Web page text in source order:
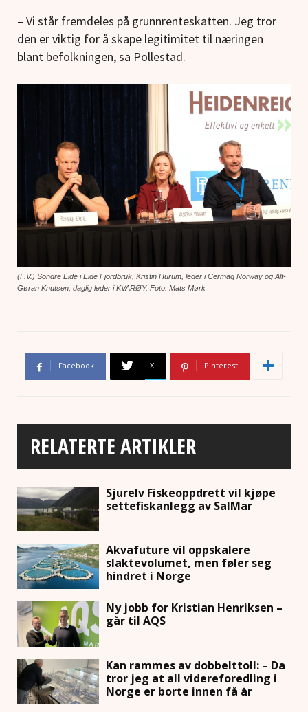
– Vi står fremdeles på grunnrenteskatten. Jeg tror
den er viktig for å skape legitimitet til næringen
blant befolkningen, sa Pollestad.
(F.V.) Sondre Eide i Eide Fjordbruk, Kristin Hurum, leder i Cermaq Norway og Alf-
Gøran Knutsen, daglig leder i KVARØY. Foto: Mats Mørk
Facebook X Pinterest
RELATERTE ARTIKLER
Sjurelv Fiskeoppdrett vil kjøpe
settefiskanlegg av SalMar
Akvafuture vil oppskalere
slaktevolumet, men føler seg
hindret i Norge
Ny jobb for Kristian Henriksen –
går til AQS
Kan rammes av dobbelttoll: – Da
tror jeg at all videreforedling i
Norge er borte innen få år